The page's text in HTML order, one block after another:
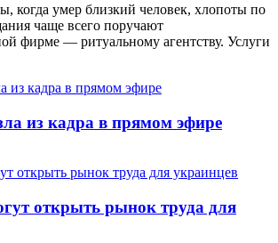
когда умер близкий человек, хлопоты по
чаще всего поручают
фирме — ритуальному агентству. Услуги
из кадра в прямом эфире
открыть рынок труда для